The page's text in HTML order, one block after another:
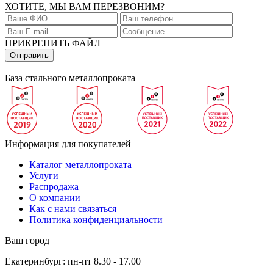
ХОТИТЕ, МЫ ВАМ ПЕРЕЗВОНИМ?
ПРИКРЕПИТЬ ФАЙЛ
База стального металлопроката
Информация для покупателей
Каталог металлопроката
Услуги
Распродажа
О компании
Как с нами связаться
Политика конфиденциальности
Ваш город
Екатеринбург: пн-пт 8.30 - 17.00